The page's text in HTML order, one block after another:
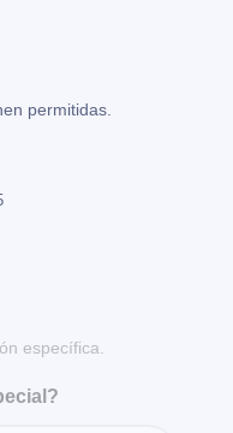
permitidas.
específica.